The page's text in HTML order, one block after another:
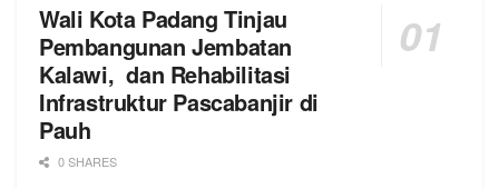
Wali Kota Padang Tinjau
Pembangunan Jembatan
Kalawi, dan Rehabilitasi
Infrastruktur Pascabanjir di
Pauh
0 SHARES